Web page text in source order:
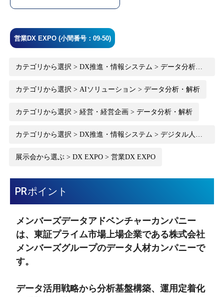
営業DX EXPO (小間番号：09-50)
カテゴリから選択 > DX推進・情報システム > データ分析・
カテゴリから選択 > AIソリューション > データ分析・解析
カテゴリから選択 > 経営・経営企画 > データ分析・解析
カテゴリから選択 > DX推進・情報システム > デジタル人材
展示会から選ぶ > DX EXPO > 営業DX EXPO
PRポイント
メンバーズデータアドベンチャーカンパニー
は、東証プライム市場上場企業である株式会社
メンバーズグループのデータ人材カンパニーで
す。
データ活用戦略から分析基盤構築、運用定着化